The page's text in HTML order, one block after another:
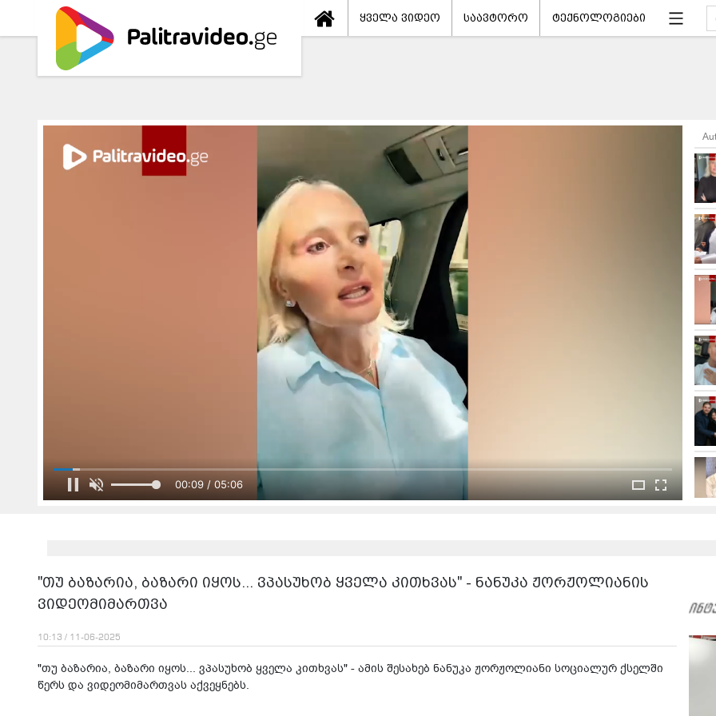
ყველა ვიდეო საავტორო ტექნოლოგიები
00:11 / 05:06
"თუ ბაზარია, ბაზარი იყოს... ვპასუხობ ყველა კითხვას" - ნანუკა ჟორჟოლიანის
ვიდეომიმართვა
10:13 / 11-06-2025
"თუ ბაზარია, ბაზარი იყოს... ვპასუხობ ყველა კითხვას" - ამის შესახებ ნანუკა ჟორჟოლიანი სოციალურ ქსელში
წერს და ვიდეომიმართვას აქვეყნებს.